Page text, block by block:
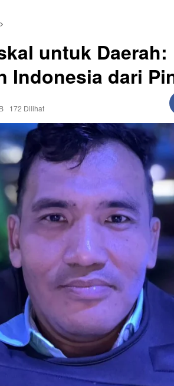
untuk Daerah:
Indonesia dari
172 Dilihat